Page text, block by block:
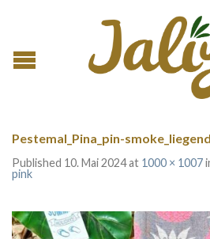
Pestemal_Pina_pin-
Published 10. Mai 2024at 1000 × 1007
pink